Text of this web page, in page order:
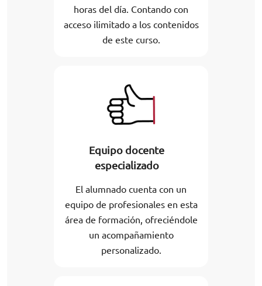
horas del día. Contando con
acceso ilimitado a los contenidos
de este curso.
Equipo docente
especializado
El alumnado cuenta con un
equipo de profesionales en esta
área de formación, ofreciéndole
un acompañamiento
personalizado.